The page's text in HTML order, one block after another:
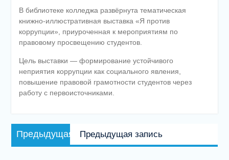
В библиотеке колледжа развёрнута тематическая
книжно-иллюстративная выставка «Я против
коррупции», приуроченная к мероприятиям по
правовому просвещению студентов.
Цель выставки — формирование устойчивого
неприятия коррупции как социального явления,
повышение правовой грамотности студентов через
работу с первоисточниками.
Навигация
по
Предыдущая
запись:
Предыдущая запись